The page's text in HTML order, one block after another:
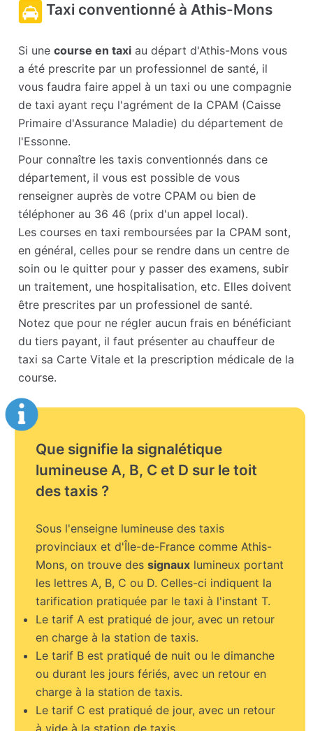
Taxi conventionné à Athis-Mons
Si unecourse en taxi au départ d'Athis-Mons vous
a été prescrite par un professionnel de santé, il
vous faudra faire appel à un taxi ou une compagnie
de taxi ayant reçu l'agrément de la CPAM (Caisse
Primaire d'Assurance Maladie) du département de
l'Essonne.
Pour connaître les taxis conventionnés dans ce
département, il vous est possible de vous
renseigner auprès de votre CPAM ou bien de
téléphoner au 36 46 (prix d'un appel local).
Les courses en taxi remboursées par la CPAM sont,
en général, celles pour se rendre dans un centre de
soin ou le quitter pour y passer des examens, subir
un traitement, une hospitalisation, etc. Elles doivent
être prescrites par un professionel de santé.
Notez que pour ne régler aucun frais en bénéficiant
du tiers payant, il faut présenter au chauffeur de
taxi sa Carte Vitale et la prescription médicale de la
course.
Que signifie la signalétique
lumineuse A, B, C et D sur le toit
des taxis ?
Sous l'enseigne lumineuse des taxis
provinciaux et d'Île-de-France comme Athis-
Mons, on trouve dessignaux lumineux portant
les lettres A, B, C ou D. Celles-ci indiquent la
tarification pratiquée par le taxi à l'instant T.
Le tarif A est pratiqué de jour, avec un retour
en charge à la station de taxis.
Le tarif B est pratiqué de nuit ou le dimanche
ou durant les jours fériés, avec un retour en
charge à la station de taxis.
Le tarif C est pratiqué de jour, avec un retour